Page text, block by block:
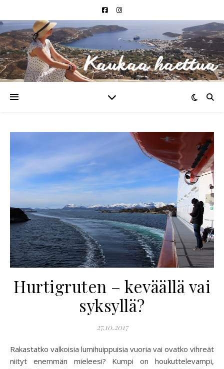
Hurtigruten – keväällä vai
syksyllä?
27.10.2017
Rakastatko valkoisia lumihuippuisia vuoria vai ovatko vihreät
niityt enemmän mieleesi? Kumpi on houkuttelevampi,